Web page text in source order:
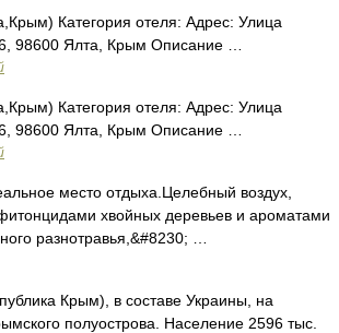
Категория отеля: Адрес: Улица
98600 Ялта, Крым Описание …
Категория отеля: Адрес: Улица
98600 Ялта, Крым Описание …
место отдыха.Целебный воздух,
хвойных деревьев и ароматами
разнотравья,&#8230; …
Крым), в составе Украины, на
полуострова. Население 2596 тыс.